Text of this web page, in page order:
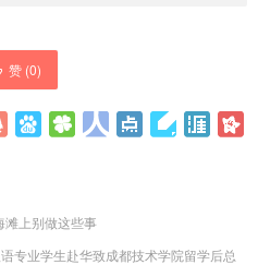
赞 (0)
滩上别做这些事
专业学生赴华致成都技术学院留学后总